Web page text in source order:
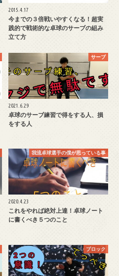
2015.4.17
今までの３倍戦いやすくなる！超実
践的で戦術的な卓球のサーブの組み
立て方
サーブ
2021.6.29
卓球のサーブ練習で得をする人、損
をする人
我流卓球選手の僕が思っている事
2020.4.23
これをやれば絶対上達！卓球ノート
に書くべき５つのこと
ブロック